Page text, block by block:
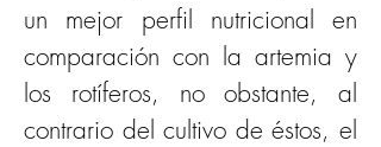
un mejor perfil nutricional en
comparación con la artemia y
los rotíferos, no obstante, al
contrario del cultivo de éstos, el